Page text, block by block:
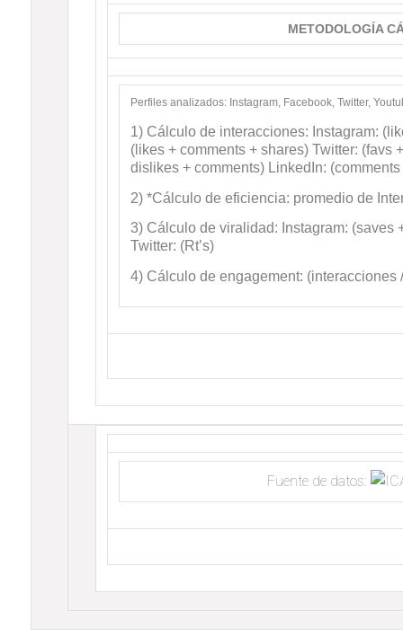
METODOLOGÍA
Perfiles analizados: Instagram, Facebook, Twitter,
1) Cálculo de interacciones: Instagram:
(likes + comments + shares) Twitter: (favs
dislikes + comments) LinkedIn:
2) *Cálculo de eficiencia: promedio de
3) Cálculo de viralidad: Instagram: (saves
Twitter: (Rt’s)
4) Cálculo de engagement: (interacciones
Fuente de datos: